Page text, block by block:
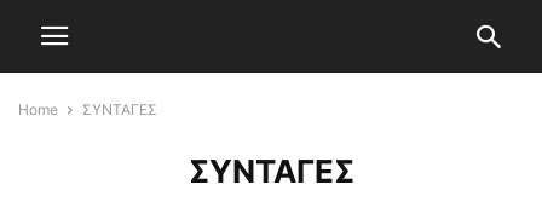
Home ΣΥΝΤΑΓΕΣ
ΣΥΝΤΑΓΕΣ